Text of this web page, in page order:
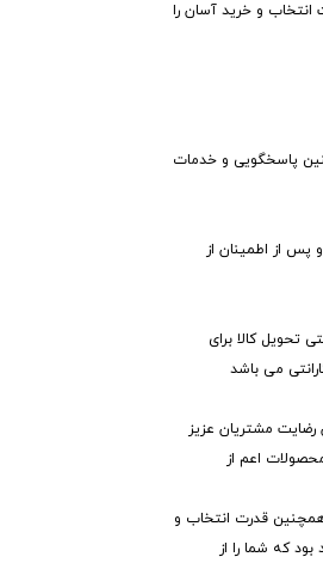
و خرید آسان را
پاسخگویی و خدمات
پس از اطمینان از
تحویل کالا برای
می باشد
مشتریان عزیز
اعم از
همچنین قدرت انتخاب و
که شما را از